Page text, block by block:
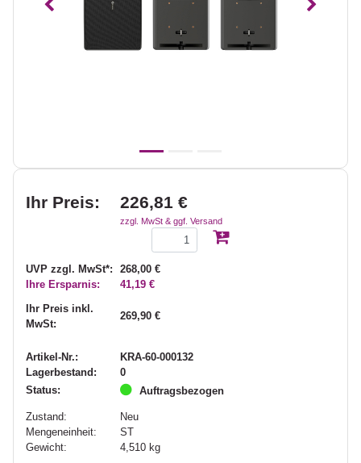
Vorheriges
Ihr Preis: 226,81 €
zzgl. MwSt & ggf. Versand
UVP zzgl. MwSt*:
268,00 €
Ihre Ersparnis:
41,19 €
Ihr Preis inkl.
MwSt:
269,90 €
Artikel-Nr.:
KRA-60-000132
Lagerbestand:
0
Status:
Auftragsbezogen
Zustand:
Neu
Mengeneinheit:
ST
Gewicht:
4,510 kg